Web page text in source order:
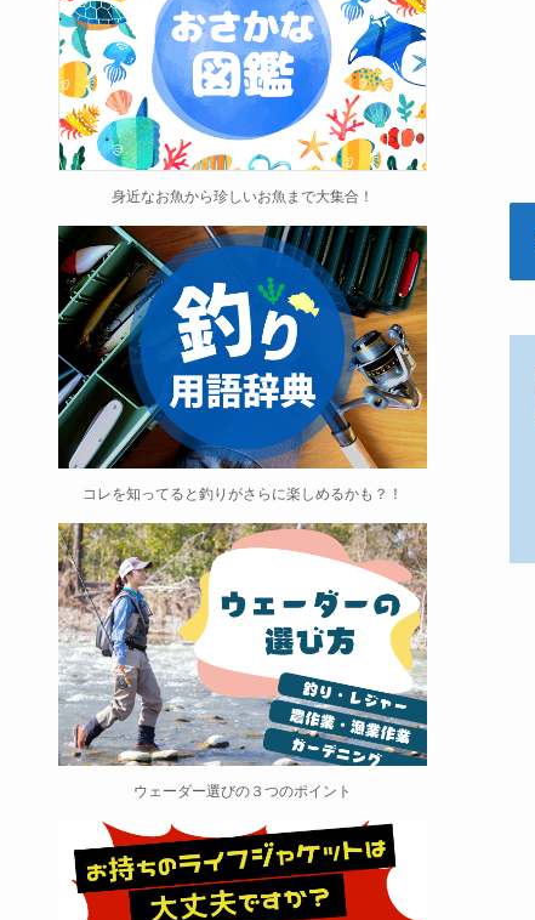
身近なお魚から珍しいお魚まで大集合！
コレを知ってると釣りがさらに楽しめるかも？！
ウェーダー選びの３つのポイント